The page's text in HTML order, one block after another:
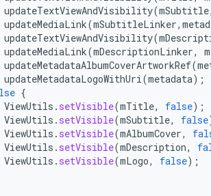
updateTextViewAndVisibility(mSubtitle,
updateMediaLink(mSubtitleLinker,
updateTextViewAndVisibility(
updateMediaLink(mDescriptionLinker,
updateMetadataAlbumCoverArtworkRef(
updateMetadataLogoWithUri(metadata);
{
ViewUtils . setVisible(mTitle, false);
ViewUtils . setVisible(mSubtitle, false
ViewUtils . setVisible(mAlbumCover,
ViewUtils . setVisible(mDescription,
ViewUtils . setVisible(mLogo, false);